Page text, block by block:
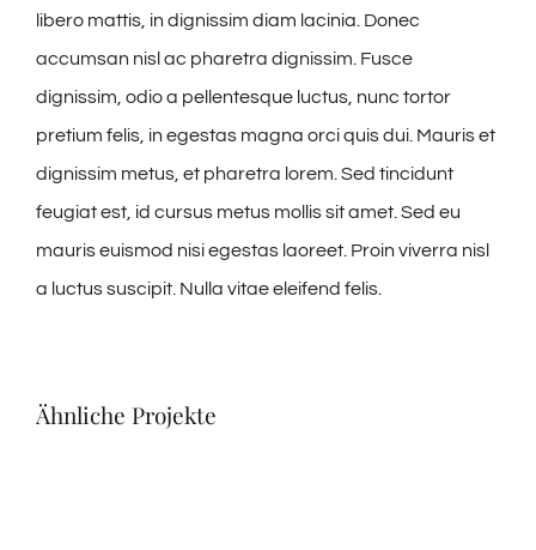
libero mattis, in dignissim diam lacinia. Donec
accumsan nisl ac pharetra dignissim. Fusce
dignissim, odio a pellentesque luctus, nunc tortor
pretium felis, in egestas magna orci quis dui. Mauris et
dignissim metus, et pharetra lorem. Sed tincidunt
feugiat est, id cursus metus mollis sit amet. Sed eu
mauris euismod nisi egestas laoreet. Proin viverra nisl
a luctus suscipit. Nulla vitae eleifend felis.
Ähnliche Projekte